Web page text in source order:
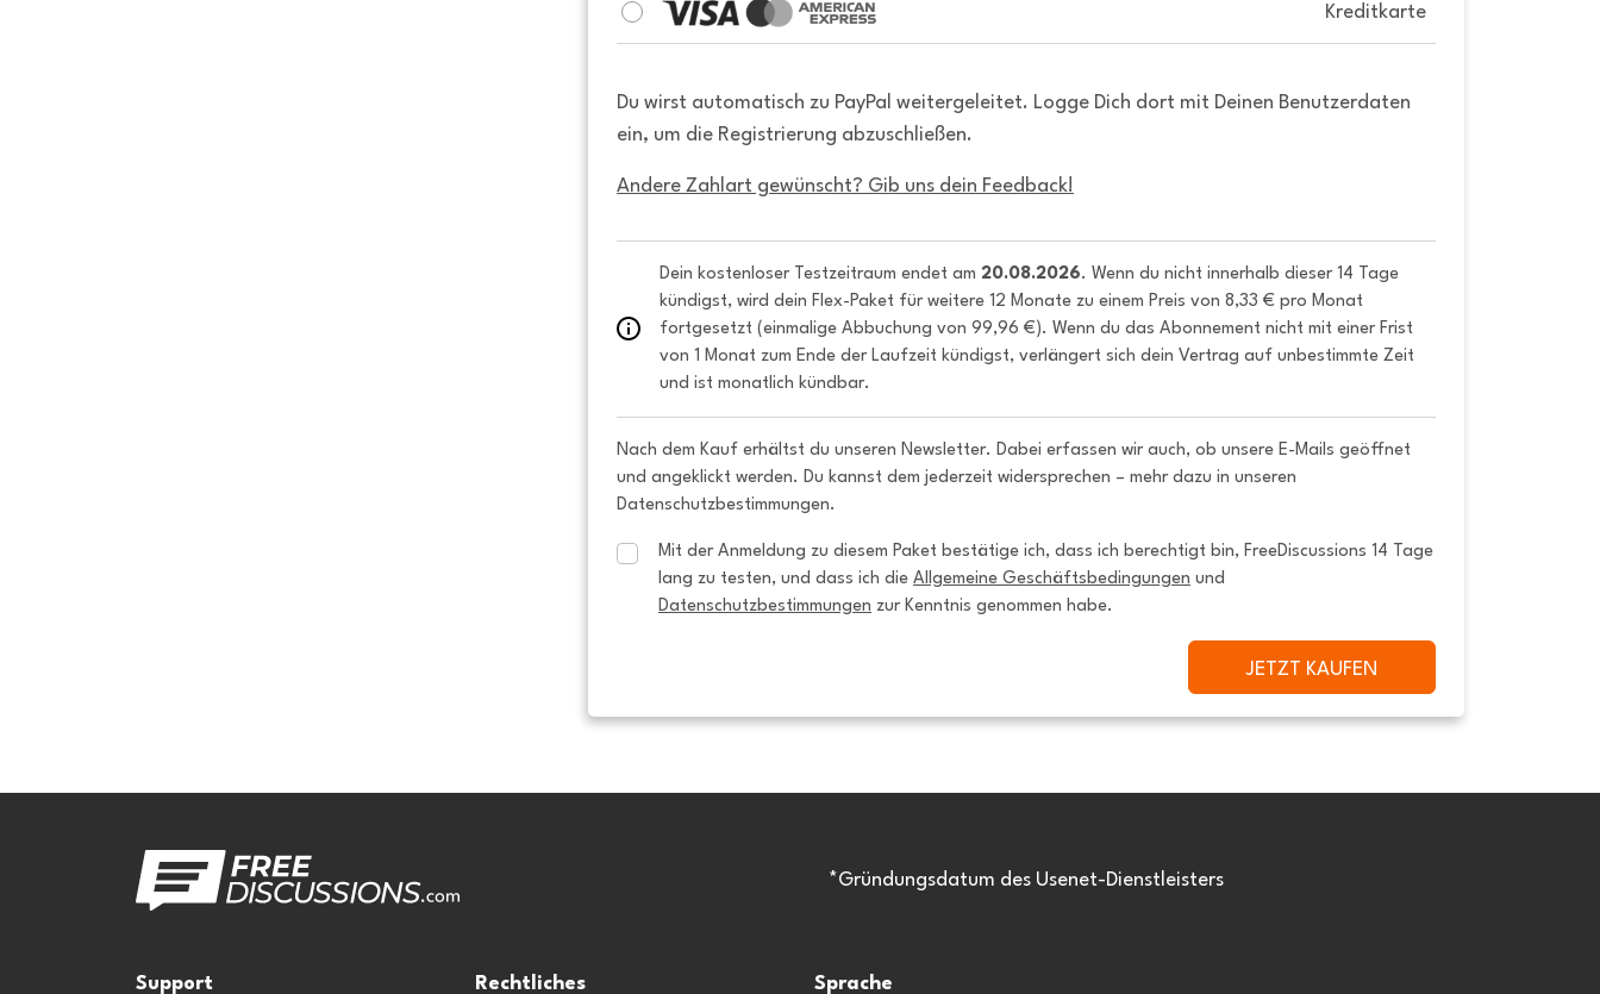
Kreditkarte
Du wirst automatisch zu PayPal weitergeleitet. Logge Dich dort mit Deinen Benutzerdaten
ein, um die Registrierung abzuschließen.
Andere Zahlart gewünscht? Gib uns dein Feedback!
Dein kostenloser Testzeitraum endet am 20.08.2026. Wenn du nicht innerhalb dieser 14 Tage
kündigst, wird dein Flex-Paket für weitere 12 Monate zu einem Preis von 8,33 € pro Monat
fortgesetzt (einmalige Abbuchung von 99,96 €). Wenn du das Abonnement nicht mit einer Frist
von 1 Monat zum Ende der Laufzeit kündigst, verlängert sich dein Vertrag auf unbestimmte Zeit
und ist monatlich kündbar.
Nach dem Kauf erhältst du unseren Newsletter. Dabei erfassen wir auch, ob unsere E-Mails geöffnet
und angeklickt werden. Du kannst dem jederzeit widersprechen – mehr dazu in unseren
Datenschutzbestimmungen.
Mit der Anmeldung zu diesem Paket bestätige ich, dass ich berechtigt bin, FreeDiscussions 14 Tage
lang zu testen, und dass ich die Allgemeine Geschäftsbedingungen
Datenschutzbestimmungen zur Kenntnis genommen habe.
JETZT KAUFEN
*Gründungsdatum des Usenet-Dienstleisters
Support Rechtliches Sprache